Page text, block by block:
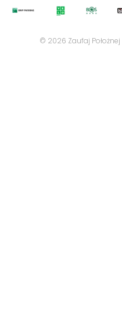
© 2026 Zaufaj